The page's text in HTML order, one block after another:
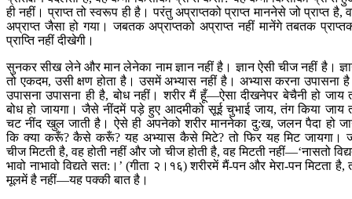
ही नहीं। प्राप्त तो स्वरूप ही है। परंतु अप्राप्तको प्राप्त माननेसे जो प्राप्त है,
अप्राप्त जैसा हो गया। जबतक अप्राप्तको अप्राप्त नहीं मानेंगे तबतक
प्राप्ति नहीं दीखेगी।
सुनकर सीख लेने और मान लेनेका नाम ज्ञान नहीं है। ज्ञान ऐसी चीज नहीं है।
तो एकदम, उसी क्षण होता है। उसमें अभ्यास नहीं है। अभ्यास करना उपासना
उपासना उपासना ही है, बोध नहीं। शरीर मैं हूँ—ऐसा दीखनेपर बेचैनी हो जाय
बोध हो जायगा। जैसे नींदमें पड़े हुए आदमीको सूई चुभाई जाय, तंग किया जाय
चट नींद खुल जाती है। ऐसे ही अपनेको शरीर माननेका दु:ख, जलन पैदा हो
कि क्या करूँ? कैसे करूँ? यह अभ्यास कैसे मिटे? तो फिर यह मिट जायगा।
चीज मिटती है, वह होती नहीं और जो चीज होती है, वह मिटती नहीं—‘नासतो
भावो नाभावो विद्यते सत:।’ (गीता २।१६) शरीरमें मैं-पन और मेरा-पन मिटता है,
मूलमें है नहीं—यह पक्की बात है।